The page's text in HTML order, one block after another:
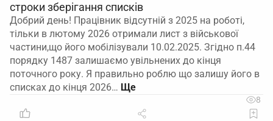
строки зберігання списків
Добрий день! Працівник відсутній з 2025 на роботі,
тільки в лютому 2026 отримали лист з військової
частини,що його мобілізували 10.02.2025. Згідно п.44
порядку 1487 залишаємо увільнених до кінця
поточного року. Я правильно роблю що залишу його в
списках до кінця 2026…
8